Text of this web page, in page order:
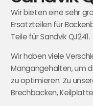
Wir bieten eine sehr
Ersatzteilen für
Teile für Sandvik QJ241.
Wir haben viele
Mangangehalten, um
zu optimieren. Zu
Brechbacken,